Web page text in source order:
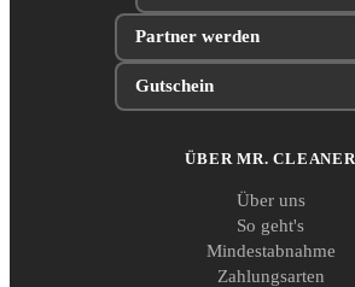
Partner werden
Gutschein
ÜBER MR. CLEANER
Über uns
So geht's
Mindestabnahme
Zahlungsarten